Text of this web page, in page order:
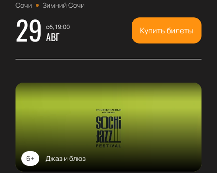
Сочи Зимний Сочи
29 сб, 19:00
АВГ Купить билеты
Джаз и блюз
6+